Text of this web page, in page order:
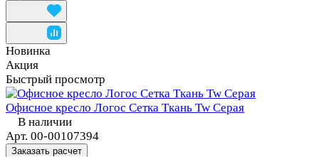
Новинка
Акция
Быстрый просмотр
Офисное кресло Логос Сетка Ткань Tw Серая
В наличии
Арт. 00-00107394
Заказать расчет